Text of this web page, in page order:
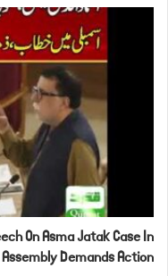
On Asma Jatak Case In
Demands Action